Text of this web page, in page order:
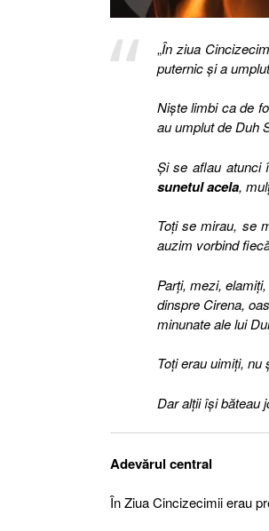
„În ziua
puternic şi a
Nişte limbi ca de
au umplut de Duh
Şi se aflau atunci
sunetul acela,
Toţi se mirau, se
auzim vorbind
Parţi, mezi,
dinspre Cirena,
minunate ale lui
Toţi erau uimiţi, nu
Dar alţii îşi băteau
Adevărul central
În Ziua Cincizecimii erau